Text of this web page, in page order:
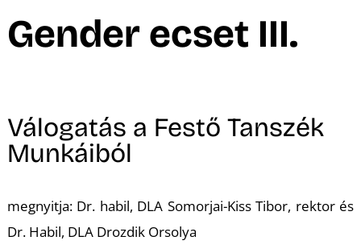
Gender ecset III.
Válogatás a Festő Tanszék
Munkáiból
megnyitja: Dr. habil, DLA Somorjai-Kiss Tibor, rektor és
Dr. Habil, DLA Drozdik Orsolya